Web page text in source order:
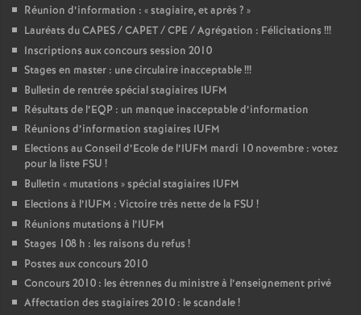
Réunion d’information : «stagiaire, et après ? »
Lauréats du CAPES / CAPET / CPE / Agrégation : Félicitations !!!
Inscriptions aux concours session 2010
Stages en master : une circulaire inacceptable!!!
Bulletin de rentrée spécial stagiaires IUFM
Résultats de l’EQP : un manque inacceptable d’information
Réunions d’information stagiaires IUFM
Elections au Conseil d’Ecole de l’IUFM mardi 10 novembre : votez
pour la liste FSU !
Bulletin « mutations » spécial stagiaires IUFM
Elections à l’IUFM : Victoire très nette de la FSU !
Réunions mutations à l’IUFM
Stages 108 h : les raisons du refus !
Postes aux concours 2010
Concours 2010 : les étrennes du ministre à l’enseignement privé
Affectation des stagiaires 2010 : le scandale!